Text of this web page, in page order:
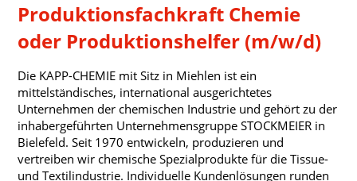
Produktionsfachkraft Chemie
oder Produktionshelfer (m/w/d)
Die KAPP-CHEMIE mit Sitz in Miehlen ist ein
mittelständisches, international ausgerichtetes
Unternehmen der chemischen Industrie und gehört zu der
inhabergeführten Unternehmensgruppe STOCKMEIER in
Bielefeld. Seit 1970 entwickeln, produzieren und
vertreiben wir chemische Spezialprodukte für die Tissue-
und Textilindustrie. Individuelle Kundenlösungen runden